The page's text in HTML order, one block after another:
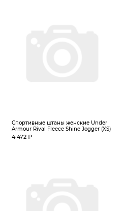
Спортивные штаны женские Under
Armour Rival Fleece Shine Jogger (XS)
4 472 ₽